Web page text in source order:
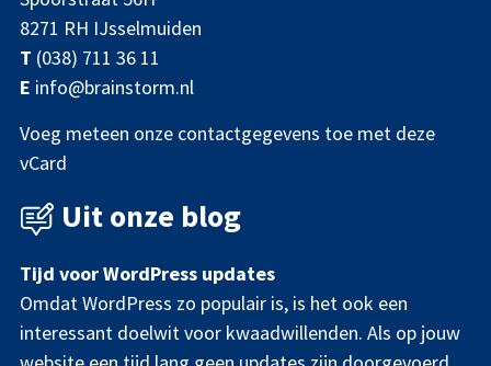
8271 RH IJsselmuiden
T (038) 711 36 11
E info@brainstorm.nl
Voeg meteen onze contactgegevens toe met deze
vCard
Uit onze blog
Tijd voor WordPress updates
Omdat WordPress zo populair is, is het ook een
interessant doelwit voor kwaadwillenden. Als op jouw